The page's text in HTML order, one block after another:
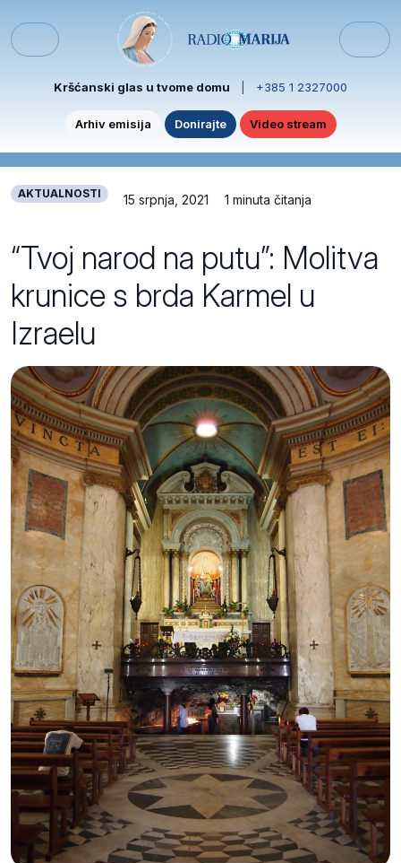
Menu
Kršćanski glas u tvome domu +385 1 2327000
Arhiv emisija Donirajte Video stream
AKTUALNOSTI 15 srpnja, 2021 1 minuta čitanja
“Tvoj narod na putu”: Molitva
krunice s brda Karmel u
Izraelu